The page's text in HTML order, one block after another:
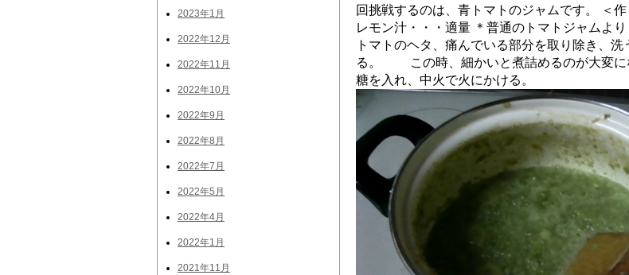
回挑戦するのは、青トマトのジャムです。 ＜
レモン汁・・・適量 ＊普通のトマトジャムよ
トマトのヘタ、痛んでいる部分を取り除き、
る。 この時、細かいと煮詰めるのが大変に
糖を入れ、中火で火にかける。
2023年1月
2022年12月
2022年11月
2022年10月
2022年9月
2022年8月
2022年7月
2022年5月
2022年4月
2022年1月
2021年11月